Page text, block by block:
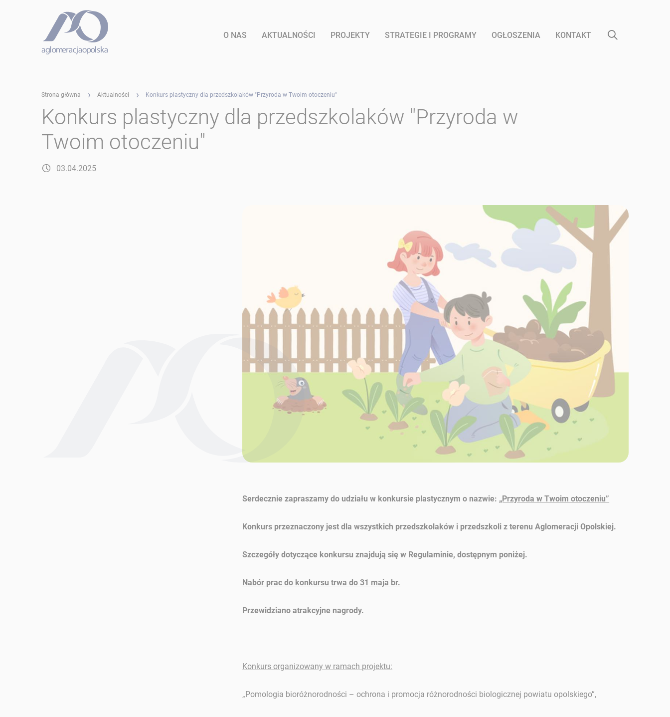
O NAS AKTUALNOŚCI PROJEKTY STRATEGIE I PROGRAMY OGŁOSZENIA KONTAKT
Strona główna Aktualności Konkurs plastyczny dla przedszkolaków "Przyroda w Twoim otoczeniu"
Konkurs plastyczny dla przedszkolaków "Przyroda w
Twoim otoczeniu"
03.04.2025
Serdecznie zapraszamy do udziału w konkursie plastycznym o nazwie: „Przyroda w Twoim otoczeniu”
Konkurs przeznaczony jest dla wszystkich przedszkolaków i przedszkoli z terenu Aglomeracji Opolskiej.
Szczegóły dotyczące konkursu znajdują się w Regulaminie, dostępnym poniżej.
Nabór prac do konkursu trwa do 31 maja br.
Przewidziano atrakcyjne nagrody.
Konkurs organizowany w ramach projektu:
„Pomologia bioróżnorodności – ochrona i promocja różnorodności biologicznej powiatu opolskiego”,